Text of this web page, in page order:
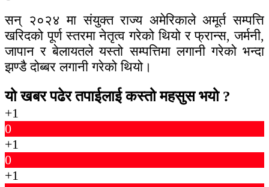
सन् २०२४ मा संयुक्त राज्य अमेरिकाले अमूर्त सम्पत्ति
खरिदको पूर्ण स्तरमा नेतृत्व गरेको थियो र फ्रान्स, जर्मनी,
जापान र बेलायतले यस्तो सम्पत्तिमा लगानी गरेको भन्दा
झण्डै दोब्बर लगानी गरेको थियो।
यो खबर पढेर तपाईलाई कस्तो महसुस भयो ?
+1
0
+1
0
+1